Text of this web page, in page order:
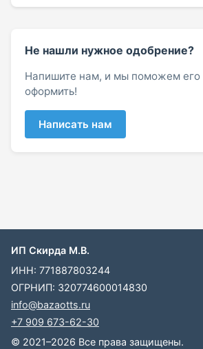
Не нашли нужное одобрение?
Напишите нам, и мы поможем его
оформить!
Написать нам
ИП Скирда М.В.
ИНН: 771887803244
ОГРНИП: 320774600014830
info@bazaotts.ru
+7 909 673-62-30
© 2021–2026 Все права защищены.